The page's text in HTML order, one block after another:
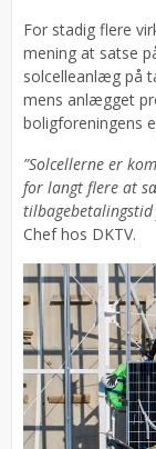
For stadig flere
mening at satse
solcelleanlæg på
mens anlægget
boligforeningens
”Solcellerne er
for langt flere at
Chef hos DKTV.